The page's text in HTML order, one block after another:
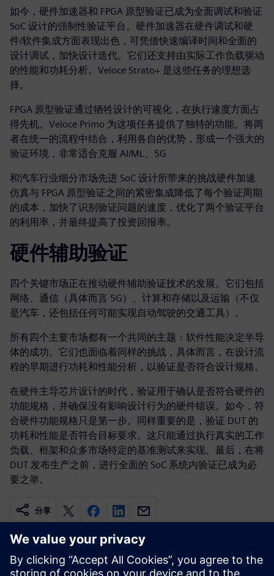
如今，硬件加速器和 FPGA 原型验证已成为全面调试和验证
SoC 设计的强制性验证平台。硬件加速器在硬件调试和硬
件/软件集成方面表现出色，可凭借快速编译时间和全面的
设计调试，加快设计迭代。它们还支持由实际工作负载驱动
的性能和功耗分析。Veloce Strato+ 是这些任务的理想选
择。
FPGA 原型验证通过牺牲设计的可视化，在执行速度方面占
得先机。Veloce Primo 为这项任务提供了独特的功能。将两
者在统一的流程中结合，利用各自的优势，形成一个强大的
验证环境，非常适合克服 AI/ML、5G
和汽车行业细分市场先进 SoC 设计所带来的挑战硬件加速
仿真与 FPGA 原型验证之间的紧密集成降低了每个验证周期
的成本，加快了识别验证问题的速度，优化了两个验证平台
的利用率，并最终提高了投资回报率。
硬件辅助验证
四个关键市场正在推动硬件辅助验证技术的发展。它们包括
网络、通信（具体而言 5G）、计算和存储以及运输（不仅
是汽车，还包括任何可能实现自动驾驶的交通工具）。
所有四个主要市场都有一个共同的主题：软件性能决定半导
体的成功。它们也面临着同样的挑战，具体而言，在设计流
程的早期进行功耗和性能分析，以验证是否符合设计规格。
在硬件主导芯片设计的时代，验证用于确认是否符合硬件的
功能规格，并确保没有影响设计行为的硬件错误。如今，符
合硬件功能规格只是第一步。同样重要的是，验证 DUT 的
功耗和性能是否符合目标要求。这只能通过执行真实的工作
负载、框架和众多市场特定的基准测试来实现。最后，在将
DUT 发布生产之前，进行全面的 SoC 系统内验证已成为必
要之举。
分享